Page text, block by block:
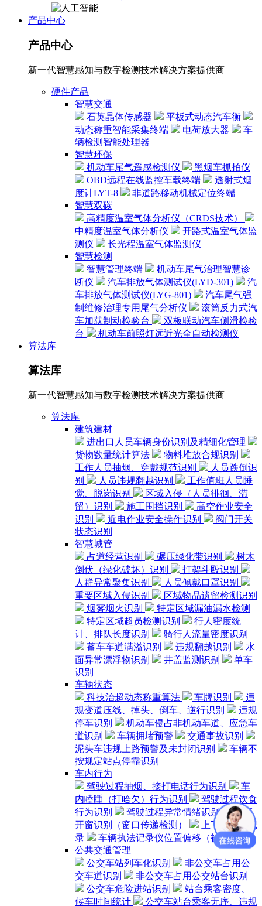
产品中心
产品中心
新一代智慧感知与数字检测技术解决方案提供商
硬件产品
智慧交通
石英晶体传感器
平板式动态汽车衡
动态称重智能采集终端
电荷放大器
车
辆检测智能处理器
智慧环保
机动车尾气遥感检测仪
黑烟车抓拍仪
OBD远程在线监控车载终端
透射式烟
度计LYT-8
非道路移动机械定位终端
智慧双碳
高精度温室气体分析仪（CRDS技术）
中精度温室气体分析仪
开路式温室气体监
测仪
长光程温室气体监测仪
智慧检测
智慧管理终端
机动车尾气治理智慧诊
断仪
汽车排放气体测试仪(LYD-301)
汽
车排放气体测试仪(LYG-801)
汽车尾气强
制维修治理专用尾气分析仪
滚筒反力式汽
车加载制动检验台
双板联动汽车侧滑检验
台
机动车前照灯远近光全自动检测仪
算法库
算法库
新一代智慧感知与数字检测技术解决方案提供商
算法库
建筑建材
进出口人员车辆身份识别及精细化管理
货物数量统计算法
物料堆放合规识别
工作人员抽烟、穿戴规范识别
人员跌倒识
别
人员违规翻越识别
工作值班人员睡
觉、脱岗识别
区域入侵（人员徘徊、滞
留）识别
施工围挡识别
高空作业安全
识别
近电作业安全操作识别
阀门开关
状态识别
智慧城管
占道经营识别
碾压绿化带识别
树木
倒伏（绿化破坏）识别
打架斗殴识别
人群异常聚集识别
人员佩戴口罩识别
重要区域入侵识别
区域物品遗留检测识别
烟雾烟火识别
特定区域漏油漏水检测
特定区域超员检测识别
行人密度统
计、排队长度识别
骑行人流量密度识别
蓄车车道满溢识别
违规翻越识别
水
面异常漂浮物识别
井盖监测识别
单车
识别
车辆状态
科技治超动态称重算法
车牌识别
违
规变道压线、掉头、倒车、逆行识别
违规
停车识别
机动车侵占非机动车道、应急车
道识别
车辆拥堵预警
交通事故识别
泥头车违规上路预警及未封闭识别
车辆不
按规定站点停靠识别
车内行为
驾驶过程抽烟、接打电话行为识别
车
内瞌睡（打哈欠）行为识别
驾驶过程饮食
行为识别
驾驶过程异常情绪识别
车辆
开窗识别（窗口传递检测）
上下车时间记
录
车辆执法记录仪位置偏移（被遮挡）
公共交通管理
公交车站列车化识别
非公交车占用公
交车道识别
非公交车占用公交站台识别
公交车危险进站识别
站台乘客密度、
候车时间统计
公交车站台乘客无序、违规